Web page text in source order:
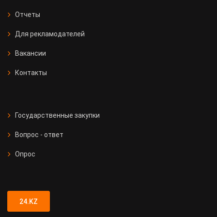
Отчеты
Для рекламодателей
Вакансии
Контакты
Государственные закупки
Вопрос - ответ
Опрос
24.KZ